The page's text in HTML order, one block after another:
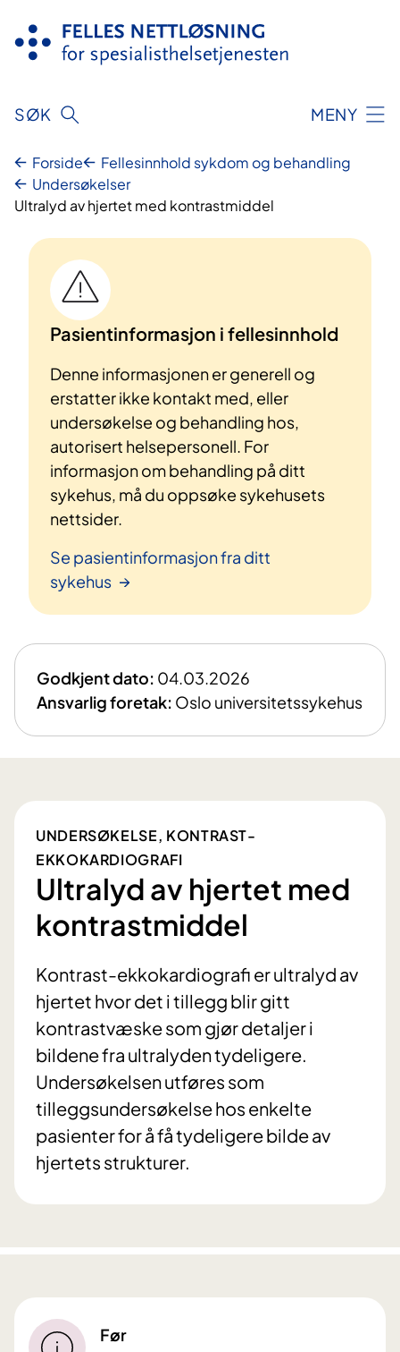
innhold
SØK MENY
Forside
Fellesinnhold sykdom og behandling
Undersøkelser
Ultralyd av hjertet med kontrastmiddel
Pasientinformasjon i fellesinnhold
Denne informasjonen er generell og
erstatter ikke kontakt med, eller
undersøkelse og behandling hos,
autorisert helsepersonell. For
informasjon om behandling på ditt
sykehus, må du oppsøke sykehusets
nettsider.
Se pasientinformasjon fra ditt
sykehus
Godkjent dato: 04.03.2026
Ansvarlig foretak: Oslo universitetssykehus
UNDERSØKELSE, KONTRAST-
EKKOKARDIOGRAFI
Ultralyd av hjertet med
kontrastmiddel
Kontrast-ekkokardiografi er ultralyd av
hjertet hvor det i tillegg blir gitt
kontrastvæske som gjør detaljer i
bildene fra ultralyden tydeligere.
Undersøkelsen utføres som
tilleggsundersøkelse hos enkelte
pasienter for å få tydeligere bilde av
hjertets strukturer.
Før